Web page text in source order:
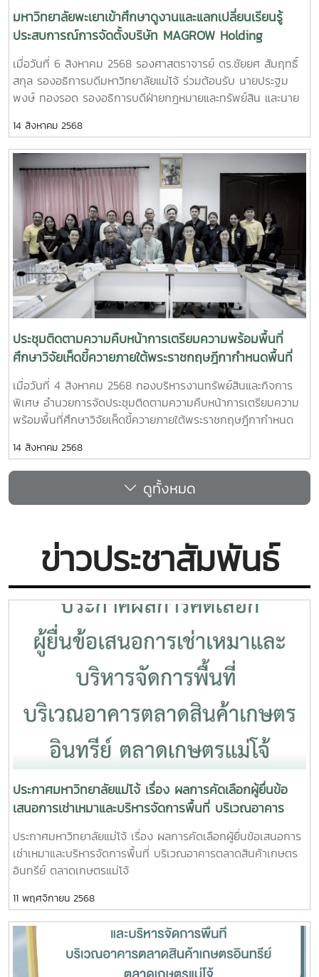
มหาวิทยาลัยพะเยาเข้าศึกษาดูงานและแลกเปลี่ยนเรียนรู้
ประสบการณ์การจัดตั้งบริษัท MAGROW Holding
Company ของมหาวิทยาลัยแม่โจ้ การหารายได้จาก
ทรัพย์สิน และข้อกฎหมายที่เกี่ยวข้อง กับคณะผู้บริหาร
บุคลากรกองทรัพย์สิน และกองกฎหมาย มหาวิทยาลัย
เมื่อวันที่ 6 สิงหาคม 2568 รองศาสตราจารย์ ดร.ชัยยศ สัมฤทธิ์
สกุล รองอธิการบดีมหาวิทยาลัยแม่โจ้ ร่วมต้อนรับ นายประฐม
พงษ์ ทองรอด รองอธิการบดีฝ่ายกฎหมายและทรัพย์สิน และนาย
บุคลากรมหาวิทยาลัยพะเยาเข้าดูงาน กองคลัง กองบริหารงาน
ทรัพย์สินและกิจการพิเศษ ฝ่ายกฎหมาย สำนักงานมหาวิทยาลัยใน
โอกาสนี้ รองศาสตราจารย์ ดร.ชัยยศ สัมฤทธิ์สกุล รองอธิการบดี
มหาวิทยาลัยแม่โจ้ ให้เกียรตินำแลกเปลี่ยนเรียนรู้ประสบการณ์การ
จัดตั้งบริษัท MAGROW Holding Company ของมหาวิทยาลัยแม่
โจ้ การหารายได้จากทรัพย์สิน และข้อกฎหมายที่เกี่ยวข้อง กับคณะ
ผู้บริหาร บุคลากรกองทรัพย์สิน และกองกฎหมาย มหาวิทยาลัย
พะเยา โดยมีผู้อำนวยการกองบริหารทรัพย์สินและกิจการพิเศษ
พร้อมด้วยหัวหน้าฝ่ายกฎหมาย สำนักงานมหาวิทยาลัย เข้าร่วม
แลกเปลี่ยนเรียนรู้ในครั้งนี้ ณ ห้องประชุมพวงแสด ชั้น 2 อาคาร
สำนักงานมหาวิทยาลัย MJU #MaejoUniversity #แม่โจ้
#มหาวิทยาลัยแม่โจ้ #กองบริหารงานทรัพย์สินและกิจการ
พิเศษ_มหาวิทยาลัยแม่โจ้ #assetmju
14 สิงหาคม 2568
ประชุมติดตามความคืบหน้าการเตรียมความพร้อมพื้นที่
ศึกษาวิจัยเห็ดขี้ควายภายใต้พระราชกฤษฎีกากำหนดพื้นที่
ทดลองเพาะปลูกและสกัดสารสำคัญจากพืชฝิ่นและพืชเห็ดขี้
ควายเพื่อประโยชน์ทางการศึกษาวิจัย พ.ศ.2568 ณ พื้นที่
ศึกษาวิจัยเห็ดขี้ควาย มหาวิทยาลัยแม่โจ้
เมื่อวันที่ 4 สิงหาคม 2568 กองบริหารงานทรัพย์สินและกิจการ
พิเศษ อำนวยการจัดประชุมติดตามความคืบหน้าการเตรียมความ
พร้อมพื้นที่ศึกษาวิจัยเห็ดขี้ควายภายใต้พระราชกฤษฎีกากำหนด
ควายเพื่อประโยชน์ทางการศึกษาวิจัย พ.ศ.2568 ณ พื้นที่ศึกษา
วิจัยเห็ดขี้ควาย มหาวิทยาลัยแม่โจ้ในโอกาสนี้ รองศาสตราจารย์
ดร.ชัยยศ สัมฤทธิ์สกุล รองอธิการบดี มหาวิทยาลัยแม่โจ้ พร้อม
ด้วยทีมนักวิจัย ร่วมให้การต้อนรับ นายรัฐพล ตันติอนุพงศ์ ผู้
คณะกรรมการป้องกันและปราบปรามยาเสพติด (ป.ป.ส.) ซึ่งได้ร่วม
ลงพื้นที่สำรวจความพร้อมของพื้นที่ ประกอบด้วย1.โรงเรือนฟาร์ม
มหาวิทยาลัย2.ศูนย์ความเป็นเลิศด้านนวัตกรรมทางการเกษตร
สำหรับบัณฑิตผู้ประกอบการ3.ศูนย์ทดสอบ วิจัยและพัฒนากัญชง
สำนักวิจัยและส่งเสริมวิชาการการเกษตร4.ศูนย์บริการวิชาการด้าน
วิทยาศาสตร์และเทคโนโลยี อาคาร 60 ปี แม่โจ้ คณะ
วิทยาศาสตร์5.ห้องปฏิบัติการเทคโนโลยีชีวภาพทางพืช อาคารจุฬา
ภรณ์ คณะวิทยาศาสตร์6.ห้อง 401 อาคารวิศวกรรม คณะ
วิศวกรรมและอุตสาหกรรมเกษตร7.อาคารสาขาวิชาพืชผัก คณะ
มหาวิทยาลัยแม่โจ้#กองบริหารงานทรัพย์สินและกิจการ
พิเศษ_มหาวิทยาลัยแม่โจ้ #เห็ดขี้ควาย
14 สิงหาคม 2568
ดูทั้งหมด
ข่าวประชาสัมพันธ์
ประกาศมหาวิทยาลัยแม่โจ้ เรื่อง ผลการคัดเลือกผู้ยื่นข้อ
เสนอการเช่าเหมาและบริหารจัดการพื้นที่ บริเวณอาคาร
ตลาดสินค้าเกษตรอินทรีย์ ตลาดเกษตรแม่โจ้
ประกาศมหาวิทยาลัยแม่โจ้ เรื่อง ผลการคัดเลือกผู้ยื่นข้อเสนอการ
เช่าเหมาและบริหารจัดการพื้นที่ บริเวณอาคารตลาดสินค้าเกษตร
อินทรีย์ ตลาดเกษตรแม่โจ้
11 พฤศจิกายน 2568